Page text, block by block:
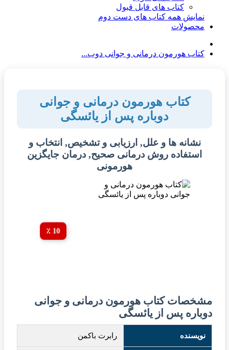
کتاب های قابل قبول
نمایش همه کتاب های دست دوم
محصولات
کتاب هورمون درمانی و جوانی دوب...
کتاب هورمون درمانی و جوانی
دوباره پس از یائسگی
نشانه ها و علل, ارزیابی و تشخیص, انتخاب و
استفاده روش درمانی صحیح, درمان جایگزین
هورمونی
10 ٪
مشخصات کتاب هورمون درمانی و جوانی
دوباره پس از یائسگی
نویسنده رابرت باکمن